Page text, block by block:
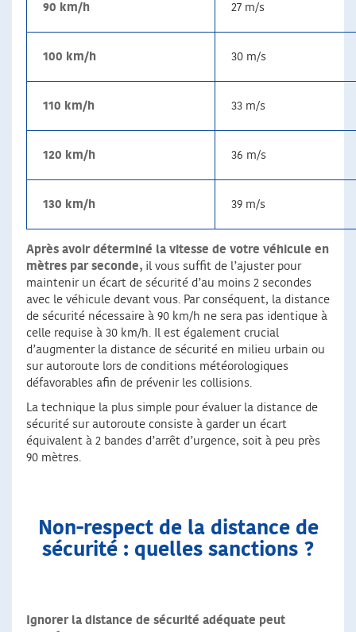
90 km/h 27 m/s
100 km/h 30 m/s
110 km/h 33 m/s
120 km/h 36 m/s
130 km/h 39 m/s
Après avoir déterminé la vitesse de votre véhicule en
mètres par seconde, il vous suffit de l’ajuster pour
maintenir un écart de sécurité d’au moins 2 secondes
avec le véhicule devant vous. Par conséquent, la distance
de sécurité nécessaire à 90 km/h ne sera pas identique à
celle requise à 30 km/h. Il est également crucial
d’augmenter la distance de sécurité en milieu urbain ou
sur autoroute lors de conditions météorologiques
défavorables afin de prévenir les collisions.
La technique la plus simple pour évaluer la distance de
sécurité sur autoroute consiste à garder un écart
équivalent à 2 bandes d’arrêt d’urgence, soit à peu près
90 mètres.
Non-respect de la distance de
sécurité : quelles sanctions ?
Ignorer la distance de sécurité adéquate peut